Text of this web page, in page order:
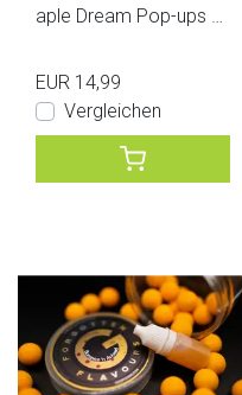
aple Dream Pop-ups Kr
EUR 14,99
Vergleichen